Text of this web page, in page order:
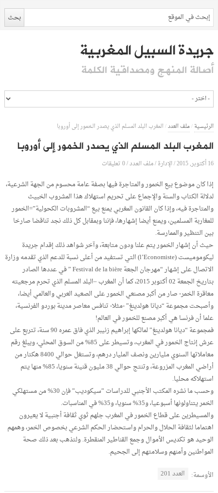
جريدة السبيل المغربية
أصالة المنهج ومصداقية الكلمة
الرئيسية/ملف العدد/المغرب البلد المسلم الذي يصدر الخمور إلى أوروبا
المغرب البلد المسلم الذي يصدر الخمور إلى أوروبا
16 أكتوبر, 2015 /الإدارة/ملف العدد/0 تعليقات
إذا كان موضوع بيع الخمور والمتاجرة فيها بصفة عامة محسوم من الجهة الشرعية،
لدلالة الكتاب والسنة والإجماع على تحريم استهلاك هذا المشروب الخبيث
والمتاجرة فيه، وإذا كان القانون المغربي يمنع بيع “المشروبات الكحولية”=الخمور
للمغاربة المسلمين، ويمنع أيضا إشهارها، فإننا وبمقابل كل ذلك نجد تناقضا صارخا
بين التنظير والممارسة.
حيث أن إشهار الخمور يتم علنا ودون متابعة، وآخر شواهد ذلك إقدام جريدة
ليكوموميست (l’Economiste) التي تستفيد من أعلى نسبة للدعم الذي تقدمه وزارة
الاتصال على إشهار “مهرجان الجعة Festival de la bière ” في عددها الصادر
بتاريخ الجمعة 02 أكتوبر 2015، كما أن المغرب –البلد المسلم الذي تحرم مرجعيته
معاقرة الخمر- صار من أكبر مصنعي الخمور على الصعيد العربي والعالمي أيضا،
وأصبحت مجموعة “ديانا هولدينغ” -مثلا- تنافس معاصر مدينة بوردو الفرنسية،
علما أن فرنسا هي أكبر مصنع للخمور في العالم!
فمجموعة “ديانا هولدينغ” لمالكها إبراهيم زنيبر الذي فاق عمره 90 سنة، تتربع على
عرش إنتاج الخمور في المغرب، وتسيطر على 85% من السوق المحلي، ويبلغ رقم
معاملاتها السنوي مليارين ونصف المليار درهم، وتستغل حوالي 8400 هكتار من
أراضي المغرب المزروعة، وتنتج حوالي 38 مليون قنينة سنويا، 85% منها يتم
استهلاكه محليا.
وحسب ما نشره المكتب الأجنبي للدراسات ”سيكوديب” فإن 30% من مستهلكي
الخمر يتناولونها أسبوعيا، و35% سنويا، و35% في المناسبات.
والمسيطرين على قطاع الخمور في المغرب جلهم ثوي ثقافة أجنبية لا يعيرون
اهتماما لثقافة الحلال والحرام واستحضار الحكم الشرعي بخصوص الخمر، وهمهم
الوحيد هو تكديس الأموال وجمع القناطير المنقطرة. ولتذهب بعد ذلك صحة
المواطنين وأمنهم وسلامتهم إلى الجحيم.
الأوسمة: العدد 201